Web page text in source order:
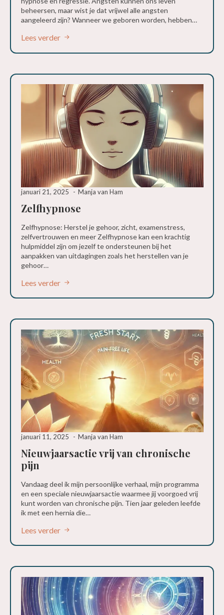
beheersen, maar wist je dat vrijwel alle angsten
aangeleerd zijn? Wanneer we geboren worden, hebben…
Lees verder
Zelfhypnose
januari 21, 2025 Manja van Ham
Zelfhypnose: Herstel je gehoor, zicht, examenstress,
zelfvertrouwen en meer Zelfhypnose kan een krachtig
hulpmiddel zijn om jezelf te ondersteunen bij het
aanpakken van uitdagingen zoals het herstellen van je
gehoor…
Lees verder
Nieuwjaarsactie vrij van chronische
pijn
januari 11, 2025 Manja van Ham
Vandaag deel ik mijn persoonlijke verhaal, mijn programma
en een speciale nieuwjaarsactie waarmee jij voorgoed vrij
kunt worden van chronische pijn. Tien jaar geleden leefde
ik met een hernia die…
Lees verder